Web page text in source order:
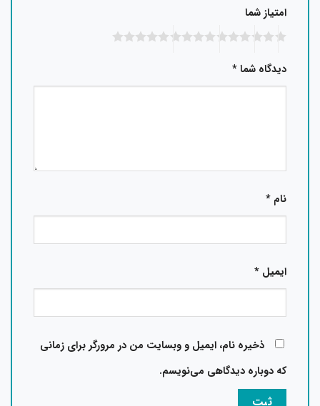
امتیاز شما
دیدگاه شما*
*
ایمیل*
ذخیره نام، ایمیل و وبسایت من در مرورگر برای زمانی
که دوباره دیدگاهی می‌نویسم.